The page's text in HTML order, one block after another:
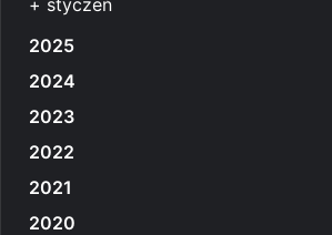
2025
2024
2023
2022
2021
2020